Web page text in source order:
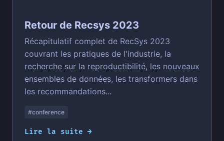
Retour de Recsys 2023
Récapitulatif complet de RecSys 2023
couvrant les pratiques de l'industrie, la
recherche sur la reproductibilité, les nouveaux
ensembles de données, les transformers dans
les recommandations...
#conference
Lire la suite →